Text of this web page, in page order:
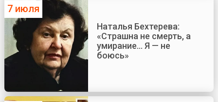
7 июля
Наталья Бехтерева:
«Страшна не смерть, а
умирание... Я — не
боюсь»